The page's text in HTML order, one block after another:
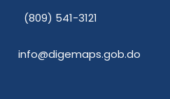
(809) 541-3121
info@digemaps.gob.do